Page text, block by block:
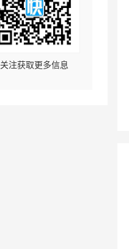
关注获取更多信息